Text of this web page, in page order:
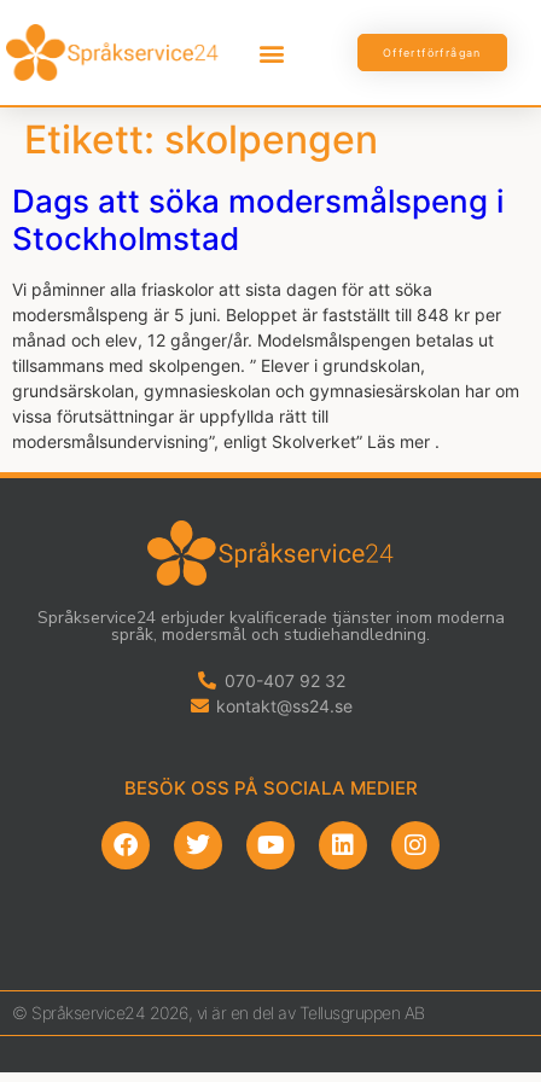
Offertförfrågan
Etikett: skolpengen
Dags att söka modersmålspeng i
Stockholmstad
Vi påminner alla friaskolor att sista dagen för att söka
modersmålspeng är 5 juni. Beloppet är fastställt till 848 kr per
månad och elev, 12 gånger/år. Modelsmålspengen betalas ut
tillsammans med skolpengen. ” Elever i grundskolan,
grundsärskolan, gymnasieskolan och gymnasiesärskolan har om
vissa förutsättningar är uppfyllda rätt till
modersmålsundervisning”, enligt Skolverket” Läs mer .
Språkservice24 erbjuder kvalificerade tjänster inom moderna
språk, modersmål och studiehandledning.
070-407 92 32
kontakt@ss24.se
BESÖK OSS PÅ SOCIALA MEDIER
© Språkservice24 2026, vi är en del av Tellusgruppen AB